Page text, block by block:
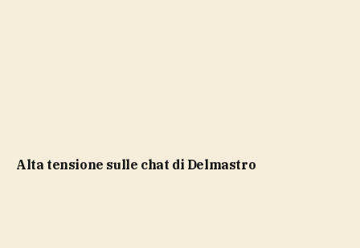
Alta tensione sulle chat di Delmastro